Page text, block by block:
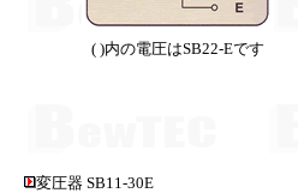
( )内の電圧はSB22-Eです
変圧器 SB11-30E